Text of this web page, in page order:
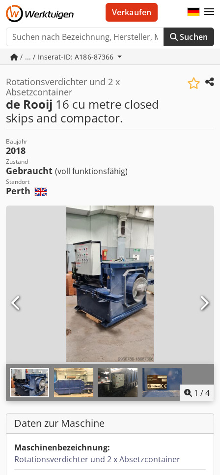
Suchen
Verkaufen
/ ... / Inserat-ID: A186-87366
Rotationsverdichter und 2 x
Absetzcontainer
de Rooij 16 cu metre closed
skips and compactor.
Baujahr
2018
Zustand
Gebraucht (voll funktionsfähig)
Standort
Perth
1 /4
Daten zur Maschine
Maschinenbezeichnung:
Rotationsverdichter und 2 x Absetzcontainer